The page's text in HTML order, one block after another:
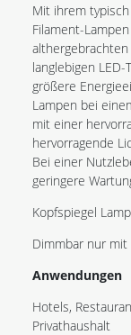
Mit ihrem
Filament-
langlebigen
größere
Lampen bei
mit einer
hervorragende
Bei einer
geringere
Kopfspiegel
Dimmbar nur mit
Anwendungen
Hotels,
Privathaushalt